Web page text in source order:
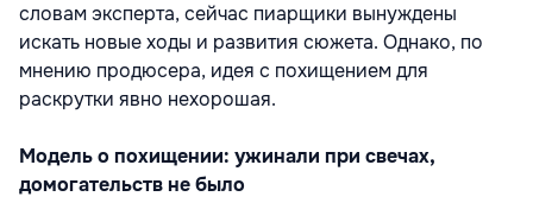
словам эксперта, сейчас пиарщики вынуждены
искать новые ходы и развития сюжета. Однако, по
мнению продюсера, идея с похищением для
раскрутки явно нехорошая.
Модель о похищении: ужинали при свечах,
домогательств не было